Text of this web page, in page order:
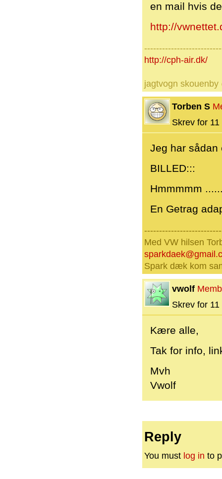
en mail hvis
http://
http://cph-air.dk/
jagtvogn skouenby
Torben S
Skrev for
Jeg har sådan
BILLED:::
Hmmmmm
En Getrag
Med VW hilsen
Spark dæk kom
vwolf
Skrev for
Kære alle,
Tak for info,
Mvh
Vwolf
Reply
You must log in to